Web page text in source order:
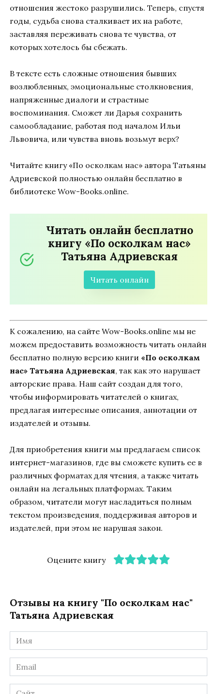
отношения жестоко разрушились. Теперь, спустя
годы, судьба снова сталкивает их на работе,
заставляя переживать снова те чувства, от
которых хотелось бы сбежать.
В тексте есть сложные отношения бывших
возлюбленных, эмоциональные столкновения,
напряженные диалоги и страстные
воспоминания. Сможет ли Дарья сохранить
самообладание, работая под началом Ильи
Львовича, или чувства вновь возьмут верх?
Читайте книгу «По осколкам нас» автора Татьяны
Адриевской полностью онлайн бесплатно в
библиотеке Wow-Books.online.
Читать онлайн бесплатно
книгу «По осколкам нас»
Татьяна Адриевская
Читать онлайн
К сожалению, на сайте Wow-Books.online мы не
можем предоставить возможность читать онлайн
бесплатно полную версию книги «По осколкам
нас» Татьяна Адриевская, так как это нарушает
авторские права. Наш сайт создан для того,
чтобы информировать читателей о книгах,
предлагая интересные описания, аннотации от
издателей и отзывы.
Для приобретения книги мы предлагаем список
интернет-магазинов, где вы сможете купить ее в
различных форматах для чтения, а также читать
онлайн на легальных платформах. Таким
образом, читатели могут насладиться полным
текстом произведения, поддерживая авторов и
издателей, при этом не нарушая закон.
Оцените книгу
Отзывы на книгу "По осколкам нас"
Татьяна Адриевская
Имя
*
Email
*
Сайт